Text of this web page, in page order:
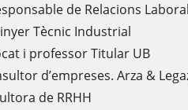
de Relacions
Tècnic Industrial
i professor Titular UB
d’empreses. Arza &
de RRHH